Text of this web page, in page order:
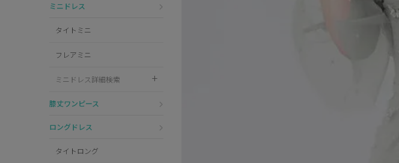
ミニドレス
タイトミニ
フレアミニ
ミニドレス詳細検索
膝丈ワンピース
ロングドレス
タイトロング